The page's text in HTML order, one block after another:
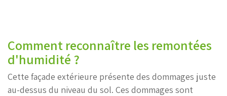
Comment reconnaître les remontées
d'humidité ?
Cette façade extérieure présente des dommages juste
au-dessus du niveau du sol. Ces dommages sont